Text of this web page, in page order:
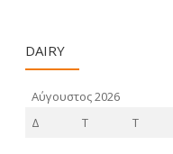
DAIRY
Αύγουστος 2026
Δ
Τ Τ